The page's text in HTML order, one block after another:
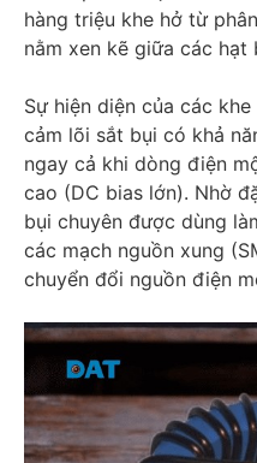
hàng triệu khe hở từ
nằm xen kẽ giữa các hạt
Sự hiện diện của các
cảm lõi sắt bụi có khả
ngay cả khi dòng điện
cao (DC bias lớn). Nhờ
bụi chuyên được dùng
các mạch nguồn xung
chuyển đổi nguồn điện